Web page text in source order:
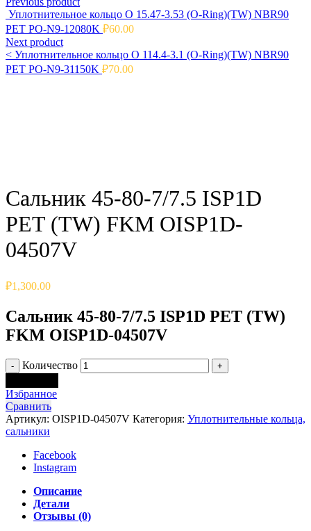
Уплотнительное кольцо O 15.47-3.53 (O-Ring)(TW) NBR90
PET PO-N9-12080K ₽60.00
Next product
< Уплотнительное кольцо O 114.4-3.1 (O-Ring)(TW) NBR90
PET PO-N9-31150K ₽70.00
Сальник 45-80-7/7.5 ISP1D
PET (TW) FKM OISP1D-
04507V
₽1,300.00
Сальник 45-80-7/7.5 ISP1D PET (TW)
FKM OISP1D-04507V
Количество
Избранное
Сравнить
Артикул: OISP1D-04507V Категория: Уплотнительные кольца,
сальники
Facebook
Instagram
Описание
Детали
Отзывы (0)